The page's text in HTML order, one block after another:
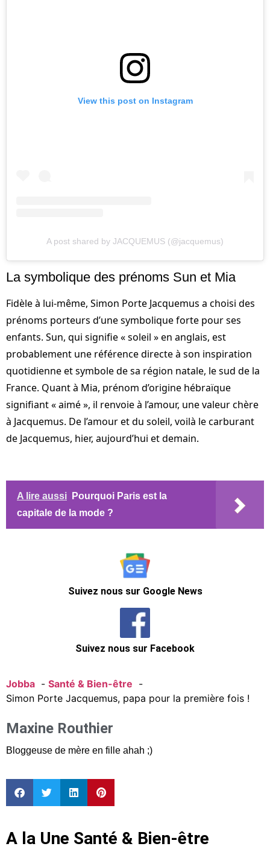
View this post on Instagram
A post shared by JACQUEMUS (@jacquemus)
La symbolique des prénoms Sun et Mia
Fidèle à lui-même, Simon Porte Jacquemus a choisi des
prénoms porteurs d’une symbolique forte pour ses
enfants. Sun, qui signifie « soleil » en anglais, est
probablement une référence directe à son inspiration
quotidienne et symbole de sa région natale, le sud de la
France. Quant à Mia, prénom d’origine hébraïque
signifiant « aimé », il renvoie à l’amour, une valeur chère
à Jacquemus. De l’amour et du soleil, voilà le carburant
de Jacquemus, hier, aujourd’hui et demain.
A lire aussi
Pourquoi Paris est la
capitale de la mode ?
Suivez nous sur Google News
Suivez nous sur Facebook
Jobba
Santé & Bien-être
Simon Porte Jacquemus, papa pour la première fois !
Maxine Routhier
Bloggeuse de mère en fille ahah ;)
A la Une Santé & Bien-être